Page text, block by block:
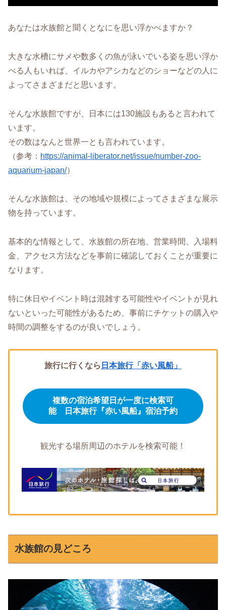
あなたは水族館と聞くとなにを思い浮かべますか？
大きな水槽にサメや数多くの魚が泳いでいる姿を思い浮か
べる人もいれば、イルカやアシカなどのショーなどの人に
よってさまざまだと思います。
そんな水族館ですが、日本には130施設もあると言われて
います。
その数はなんと世界一とも言われています。
（参考： https://animal-liberator.net/issue/number-zoo-
aquarium-japan/）
そんな水族館は、その地域や規模によってさまざまな展示
物を持っています。
基本的な情報として、水族館の所在地、営業時間、入場料
金、アクセス方法などを事前に確認しておくことが重要に
なります。
特に休日やイベント時は混雑する可能性やイベントが見れ
ないといった可能性があるため、事前にチケットの購入や
時間の調整をするのが良いでしょう。
旅行に行くなら 日本旅行「赤い風船」
複数の宿泊希望日が一度に検索可
能 日本旅行『赤い風船』宿泊予約
観光する場所周辺のホテルを検索可能！
水族館の見どころ